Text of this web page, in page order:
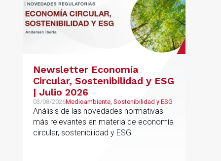
Newsletter Economía
Circular, Sostenibilidad y ESG
| Julio 2026
03/08/2026Medioambiente, Sostenibilidad y ESG
Análisis de las novedades normativas
más relevantes en materia de economía
circular, sostenibilidad y ESG